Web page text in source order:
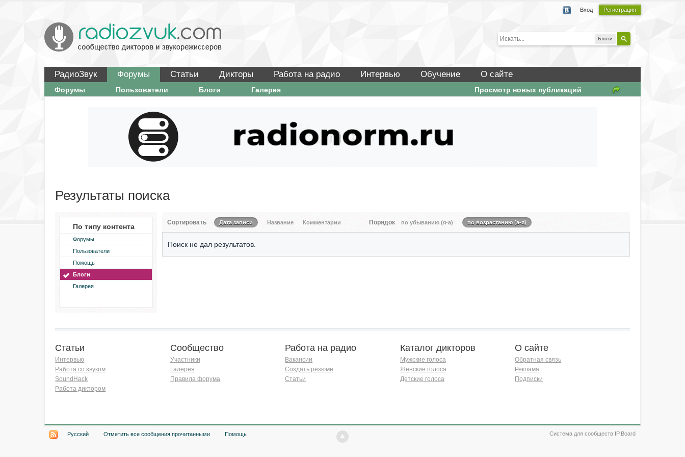
Вход Регистрация
Блоги
РадиоЗвук Форумы Статьи Дикторы Работа на радио Интервью Обучение О сайте
Просмотр новых публикаций
Форумы Пользователи Блоги Галерея
Результаты поиска
По типу контента
Форумы
Пользователи
Помощь
Блоги
Галерея
Сортировать Дата записи Название Комментарии Порядок по убыванию (я-а) по возрастанию (а-я)
Поиск не дал результатов.
Статьи
Интервью
Работа со звуком
SoundHack
Работа диктором
Сообщество
Участники
Галерея
Правила форума
Работа на радио
Вакансии
Создать резюме
Статьи
Каталог дикторов
Мужские голоса
Женские голоса
Детские голоса
О сайте
Обратная связь
Реклама
Подписки
Русский Отметить все сообщения прочитанными Помощь Система для сообществ IP.Board